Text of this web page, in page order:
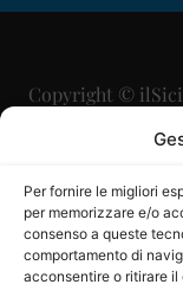
Per fornire le migliori
per memorizzare e/o
consenso a queste
comportamento di
acconsentire o ritirare
Copyright ©
Direttore
Direttore